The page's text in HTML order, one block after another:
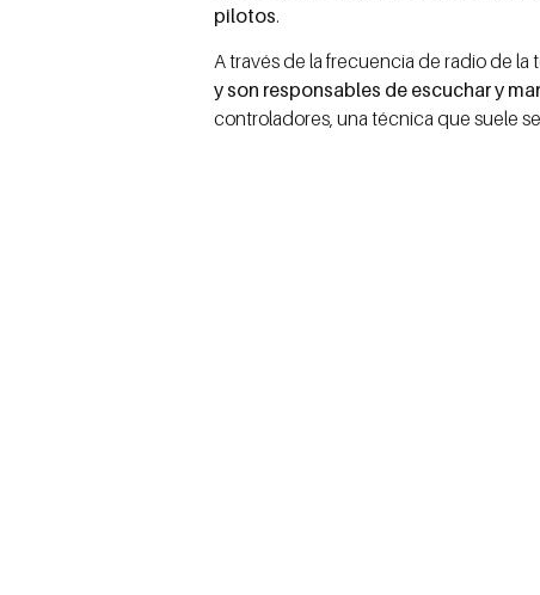
pilotos.
A través de la frecuencia de radio de la
y son responsables de escuchar y
controladores, una técnica que suele